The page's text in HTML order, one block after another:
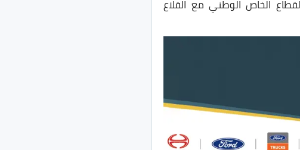
الخاص الوطني مع القلاع